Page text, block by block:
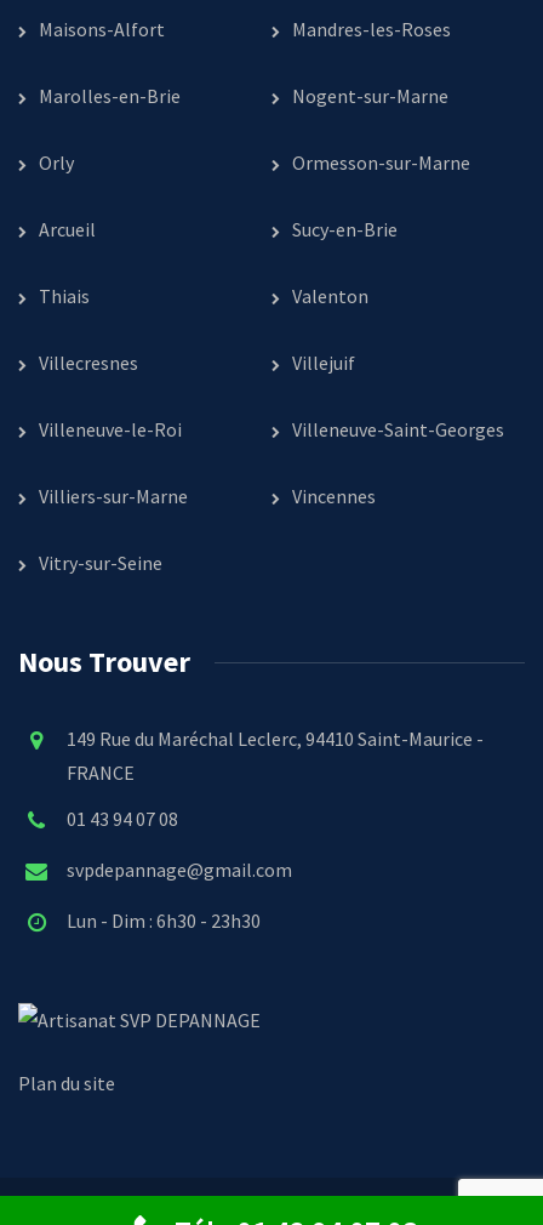
Maisons-Alfort Mandres-les-Roses
Marolles-en-Brie Nogent-sur-Marne
Orly Ormesson-sur-Marne
Arcueil Sucy-en-Brie
Thiais Valenton
Villecresnes Villejuif
Villeneuve-le-Roi Villeneuve-Saint-Georges
Villiers-sur-Marne Vincennes
Vitry-sur-Seine
Nous Trouver
149 Rue du Maréchal Leclerc, 94410 Saint-Maurice -
FRANCE
01 43 94 07 08
svpdepannage@gmail.com
Lun - Dim : 6h30 - 23h30
SVP DEPANNAGE
Plan du site